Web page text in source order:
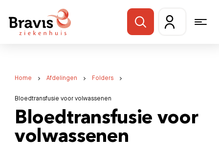
Home Afdelingen Folders
Bloedtransfusie voor volwassenen
Bloedtransfusie voor
volwassenen